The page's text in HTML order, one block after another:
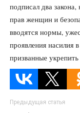
подписал два
прав женщин и
вводятся нормы,
проявления насилия
призванные
несовершеннолетних.
Предыдущая статья